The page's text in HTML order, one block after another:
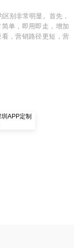
别非常明显。首先，
单，即用即走，增加
，营销路径更短，营